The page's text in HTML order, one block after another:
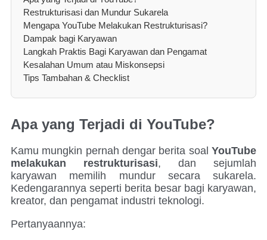
Restrukturisasi dan Mundur Sukarela
Mengapa YouTube Melakukan Restrukturisasi?
Dampak bagi Karyawan
Langkah Praktis Bagi Karyawan dan Pengamat
Kesalahan Umum atau Miskonsepsi
Tips Tambahan & Checklist
Apa yang Terjadi di YouTube?
Kamu mungkin pernah dengar berita soal YouTube
melakukan restrukturisasi, dan sejumlah
karyawan memilih mundur secara sukarela.
Kedengarannya seperti berita besar bagi karyawan,
kreator, dan pengamat industri teknologi.
Pertanyaannya: